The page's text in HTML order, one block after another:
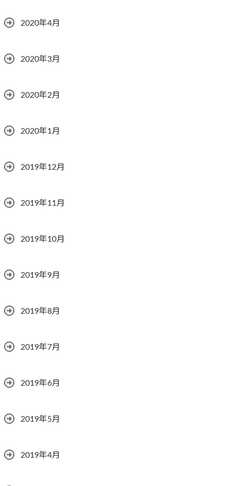
2020年4月
2020年3月
2020年2月
2020年1月
2019年12月
2019年11月
2019年10月
2019年9月
2019年8月
2019年7月
2019年6月
2019年5月
2019年4月